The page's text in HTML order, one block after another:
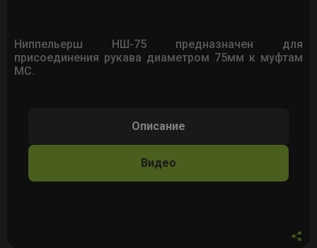
Ниппельерш НШ-75 предназначен для
присоединения рукава диаметром 75мм к муфтам
МС.
Описание
Видео